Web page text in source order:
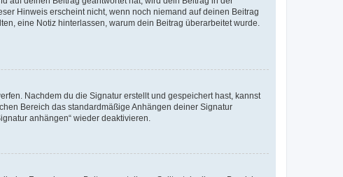
Hinweis erscheint nicht, wenn noch niemand auf deinen Beitrag
eine Notiz hinterlassen, warum dein Beitrag überarbeitet wurde.
Nachdem du die Signatur erstellt und gespeichert hast, kannst
Bereich das standardmäßige Anhängen deiner Signatur
anhängen“ wieder deaktivieren.